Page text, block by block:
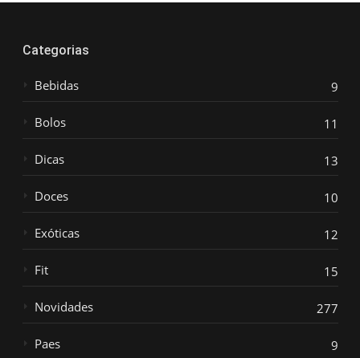
Categorias
Bebidas 9
Bolos 11
Dicas 13
Doces 10
Exóticas 12
Fit 15
Novidades 277
Paes 9